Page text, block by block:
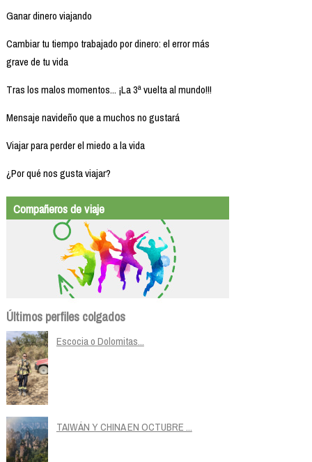
Ganar dinero viajando
Cambiar tu tiempo trabajado por dinero: el error más
grave de tu vida
Tras los malos momentos... ¡La 3ª vuelta al mundo!!!
Mensaje navideño que a muchos no gustará
Viajar para perder el miedo a la vida
¿Por qué nos gusta viajar?
Compañeros de viaje
Últimos perfiles colgados
Escocia o Dolomitas...
TAIWÁN Y CHINA EN OCTUBRE ...